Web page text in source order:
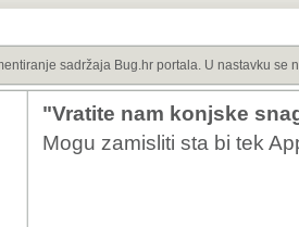
sadržaja Bug.hr portala. U nastavku se
"Vratite nam konjske
Mogu zamisliti sta bi tek